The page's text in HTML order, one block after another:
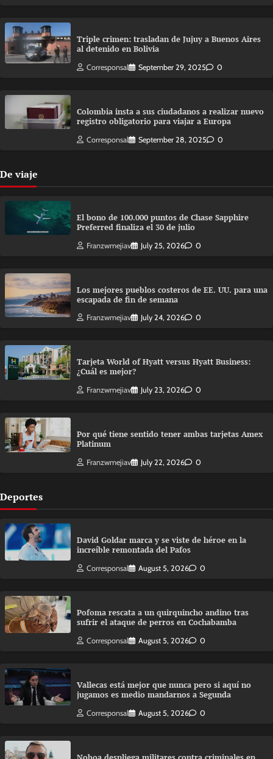
Triple crimen: trasladan de Jujuy a Buenos Aires
al detenido en Bolivia
Corresponsal September 29, 2025 0
Colombia insta a sus ciudadanos a realizar nuevo
registro obligatorio para viajar a Europa
Corresponsal September 28, 2025 0
De viaje
El bono de 100.000 puntos de Chase Sapphire
Preferred finaliza el 30 de julio
Franzwmejiav July 25, 2026 0
Los mejores pueblos costeros de EE. UU. para una
escapada de fin de semana
Franzwmejiav July 24, 2026 0
Tarjeta World of Hyatt versus Hyatt Business:
¿Cuál es mejor?
Franzwmejiav July 23, 2026 0
Por qué tiene sentido tener ambas tarjetas Amex
Platinum
Franzwmejiav July 22, 2026 0
Deportes
David Goldar marca y se viste de héroe en la
increíble remontada del Pafos
Corresponsal August 5, 2026 0
Pofoma rescata a un quirquincho andino tras
sufrir el ataque de perros en Cochabamba
Corresponsal August 5, 2026 0
Vallecas está mejor que nunca pero si aquí no
jugamos es medio mandarnos a Segunda
Corresponsal August 5, 2026 0